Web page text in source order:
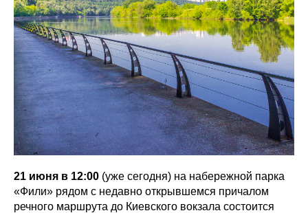
21 июня в 12:00 (уже сегодня) на набережной парка
«Фили» рядом с недавно открывшемся причалом
речного маршрута до Киевского вокзала состоится